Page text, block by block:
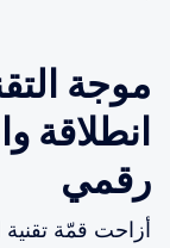
موجة
انطلاقة
رقمي
أزاحت قمّة